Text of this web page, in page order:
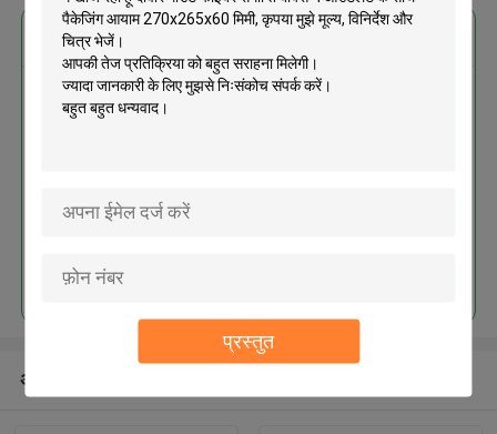
प्रस्तुत
सबसे उत्तम प्रतिदान प्राप्त करें
दीवार माउंट फाइबर समाप्ति बॉक्स 4
अनुशंसित उत्पाद